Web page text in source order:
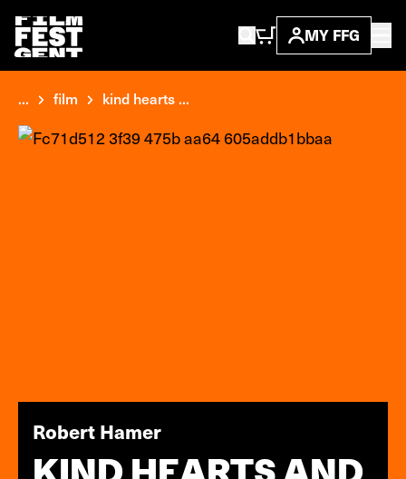
MY FFG
... film kind hearts ...
Robert Hamer